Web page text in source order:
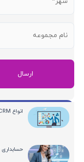
(ضروری)
نام
مجموعه
انواع CRM و معرفی بهترین مدل‌های مدیریت ارتباط با مشتری